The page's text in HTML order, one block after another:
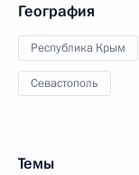
География
Республика Крым
Севастополь
Темы